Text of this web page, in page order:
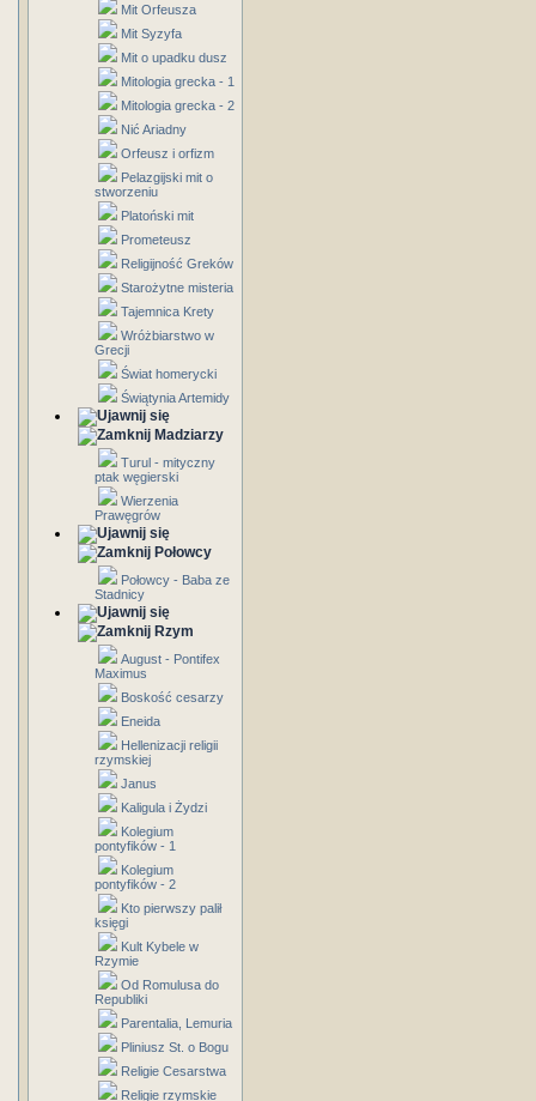
Mit Orfeusza
Mit Syzyfa
Mit o upadku dusz
Mitologia grecka - 1
Mitologia grecka - 2
Nić Ariadny
Orfeusz i orfizm
Pelazgijski mit o
stworzeniu
Platoński mit
Prometeusz
Religijność Greków
Starożytne misteria
Tajemnica Krety
Wróżbiarstwo w
Grecji
Świat homerycki
Świątynia Artemidy
Madziarzy
Turul - mityczny
ptak węgierski
Wierzenia
Prawęgrów
Połowcy
Połowcy - Baba ze
Stadnicy
Rzym
August - Pontifex
Maximus
Boskość cesarzy
Eneida
Hellenizacji religii
rzymskiej
Janus
Kaligula i Żydzi
Kolegium
pontyfików - 1
Kolegium
pontyfików - 2
Kto pierwszy palił
księgi
Kult Kybele w
Rzymie
Od Romulusa do
Republiki
Parentalia, Lemuria
Pliniusz St. o Bogu
Religie Cesarstwa
Religie rzymskie